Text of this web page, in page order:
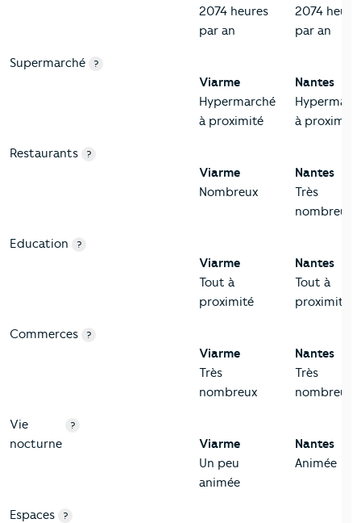
2074 heures
par an
2074
par an
Supermarché ?
Viarme
Hypermarché
à proximité
Nantes
à proximité
Restaurants ?
Viarme
Nombreux
Nantes
Très
nombreux
Education ?
Viarme
Tout à
proximité
Nantes
Tout à
proximité
Commerces ?
Viarme
Très
nombreux
Nantes
Très
nombreux
Vie
nocturne
?
Viarme
Un peu
animée
Nantes
Animée
Espaces
?